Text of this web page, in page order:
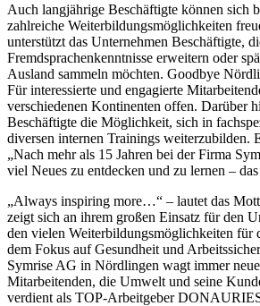
Auch langjährige Beschäftigte können sich
zahlreiche Weiterbildungsmöglichkeiten
unterstützt das Unternehmen Beschäftigte,
Fremdsprachenkenntnisse erweitern oder
Ausland sammeln möchten. Goodbye
Für interessierte und engagierte
verschiedenen Kontinenten offen. Darüber
Beschäftigte die Möglichkeit, sich in
diversen internen Trainings weiterzubilden.
„Nach mehr als 15 Jahren bei der Firma
viel Neues zu entdecken und zu lernen –
„Always inspiring more…“ – lautet das
zeigt sich an ihrem großen Einsatz für den
den vielen Weiterbildungsmöglichkeiten für
dem Fokus auf Gesundheit und
Symrise AG in Nördlingen wagt immer
Mitarbeitenden, die Umwelt und seine
verdient als TOP-Arbeitgeber